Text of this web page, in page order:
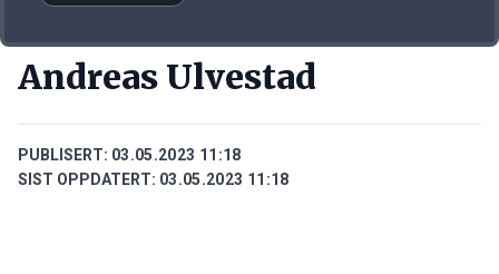
Andreas Ulvestad
PUBLISERT: 03.05.2023 11:18
SIST OPPDATERT: 03.05.2023 11:18